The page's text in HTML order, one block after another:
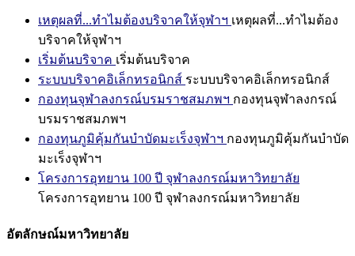
เหตุผลที่...ทำไมต้องบริจาคให้จุฬาฯ เหตุผลที่...ทำไมต้อง
บริจาคให้จุฬาฯ
เริ่มต้นบริจาค เริ่มต้นบริจาค
ระบบบริจาคอิเล็กทรอนิกส์ ระบบบริจาคอิเล็กทรอนิกส์
กองทุนจุฬาลงกรณ์บรมราชสมภพฯ กองทุนจุฬาลงกรณ์
บรมราชสมภพฯ
กองทุนภูมิคุ้มกันบำบัดมะเร็งจุฬาฯ กองทุนภูมิคุ้มกันบำบัด
มะเร็งจุฬาฯ
โครงการอุทยาน 100 ปี จุฬาลงกรณ์มหาวิทยาลัย
โครงการอุทยาน 100 ปี จุฬาลงกรณ์มหาวิทยาลัย
อัตลักษณ์มหาวิทยาลัย